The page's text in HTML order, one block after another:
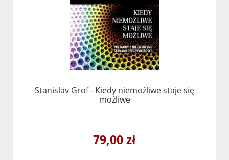
Stanislav Grof - Kiedy niemożliwe staje się
możliwe
79,00 zł